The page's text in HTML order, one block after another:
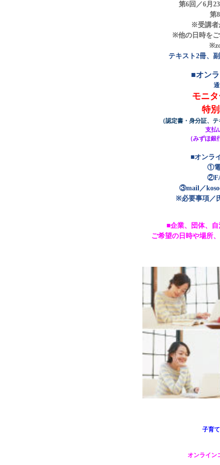
第6回／6月
第
※受講者
※他の日時を
テキスト2冊、
■オン
モニ
特
（認定書・身分証、
支払
（みずほ銀
■オンラ
①電
③mail／
※必要事項／
■企業、団体、
ご希望の日時や場所
子育
オンライン